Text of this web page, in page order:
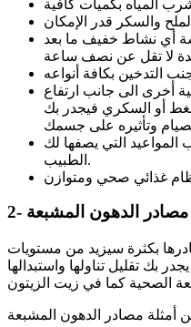
أي نشاط خفيف ما بعد
أخرى الى جانب ارتفاع
أو السكري فيجدر بك
التي يصفها لك
الطبيب.
مصادر الدهون المشبعة
بكثرة سيزيد من مستويات
بك تقليل تناولها واستبدالها